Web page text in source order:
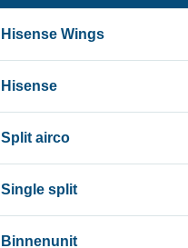
Hisense Wings
Hisense
Split airco
Single split
Binnenunit